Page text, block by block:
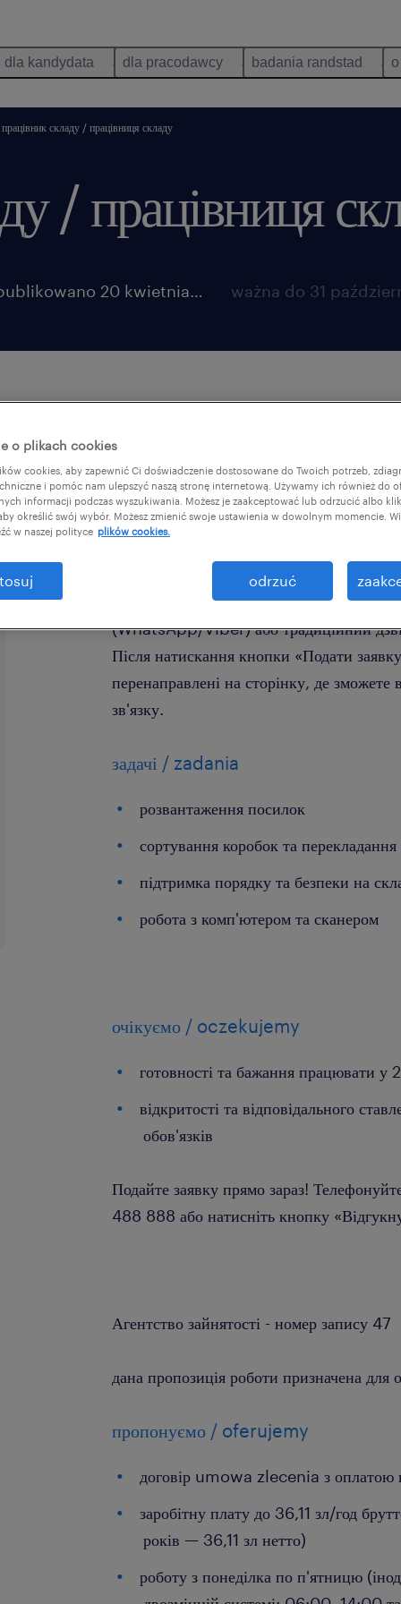
dla kandydata dla pracodawcy badania randstad
працівник складу / працівниця складу
/ працівниця
opublikowano 20 kwietnia 2026
Шукаємо працівника складу!
Оберіть зручний для Вас спосіб
(WhatsApp/Viber) або традиційний
Після натискання кнопки «Подати
перенаправлені на сторінку, де зможете
зв'язку.
задачі / zadania
розвантаження посилок
сортування коробок та перекладання
підтримка порядку та безпеки на
робота з комп'ютером та сканером
очікуємо / oczekujemy
готовності та бажання працювати у
відкритості та відповідального
обов'язків
Подайте заявку прямо зараз!
488 888 або натисніть кнопку
Агентство зайнятості - номер запису 47
дана пропозиція роботи призначена для
пропонуємо / oferujemy
договір umowa zlecenia з оплатою
заробітну плату до 36,11 зл/год
років — 36,11 зл нетто)
роботу з понеділка по п'ятницю
o plikach cookies
cookies, aby zapewnić Ci doświadczenie dostosowane do Twoich potrzeb,
i pomóc nam ulepszyć naszą stronę internetową. Używamy ich również do
informacji podczas wyszukiwania. Możesz je zaakceptować lub odrzucić albo
określić swój wybór. Możesz zmienić swoje ustawienia w dowolnym momencie.
w naszej polityce plików cookies.
odrzuć